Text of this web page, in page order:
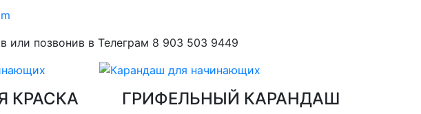
или позвонив в Телеграм 8 903 503 9449
КРАСКА ГРИФЕЛЬНЫЙ КАРАНДАШ